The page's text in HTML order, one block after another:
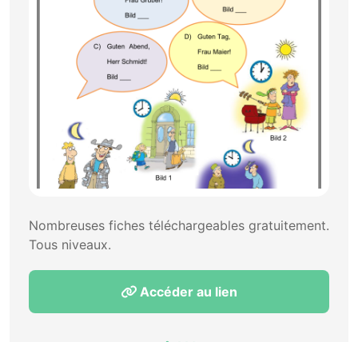
Nombreuses fiches téléchargeables gratuitement.
Tous niveaux.
Accéder au lien